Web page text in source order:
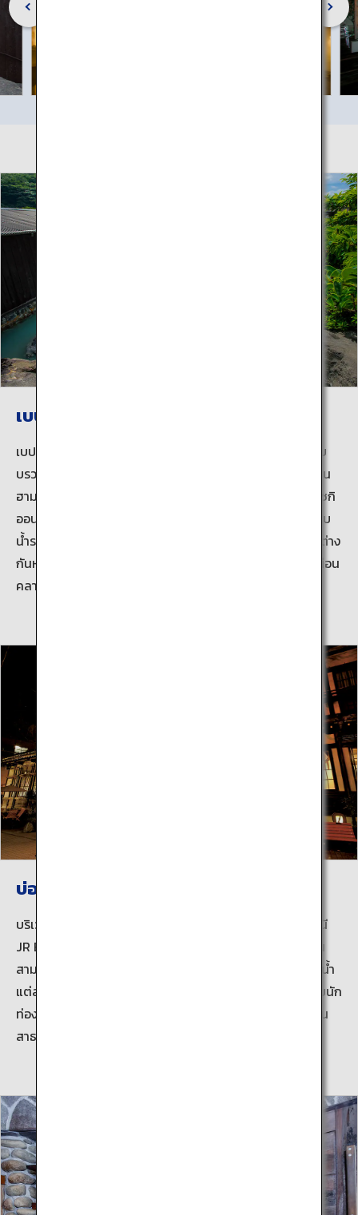
เบปปุ ฮัตโตะ
เบปปุ ฮัตโตะ (แปลตรงตัว “น้ำพุร้อน 8 แห่ง”) เป็นชื่อเรียกแบ
บรวมๆ สำหรับเบปปุ ออนเซ็น คันไคจิ ออนเซ็น โฮริตะ ออนเซ็น
ฮามะวะคิ ออนเซ็น คาเมกาวะ ออนเซ็น คันนาวะ ออนเซ็น ชิบะเซกิ
ออนเซ็น และเมียวบัง ออนเซ็น โรงแรมบ่อน้ำพุร้อนและห้องอาบ
น้ำรวมแบบสาธารณะ ที่ทำให้นักท่องเที่ยวได้แช่บ่อน้ำพุร้อนที่ต่าง
กันหลายรูปแบบ จะยังคงช่วยให้นักท่องเที่ยวและผู้เข้าพักได้ผ่อน
คลายความเหนื่อยล้าต่อไป
บ่อออนเซ็นเบปปุ
บริเวณน้ำพุร้อนแสนคลาสสิกที่มีอยู่ทั่วกลางเมืองรอบๆ สถานี
JR Beppu เดินทางไปได้โดยง่ายด้วยระบบขนส่งมวลชน ท่าน
สามารถเพลิดเพลินไปกับการเที่ยวชมสถานที่รอบๆ ห้องอาบน้ำ
แต่ละที่เพราะในบริเวณนี้มีโรงแรมและที่พักมากมายซึ่งต้อนรับนัก
ท่องเที่ยวที่ไม่เข้าพักให้ใช้บริการแช่น้ำพุร้อน และมีบ่อน้ำพุร้อน
สาธารณะที่คนท้องถิ่นมารวมตัวกัน